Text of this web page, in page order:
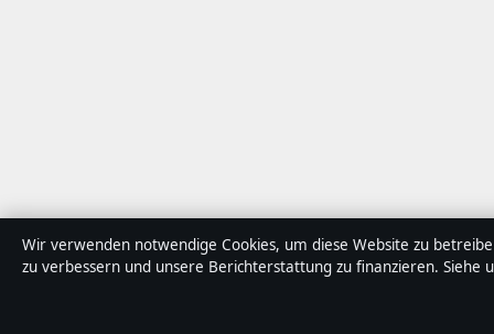
Wir verwenden notwendige Cookies, um diese Website zu
zu verbessern und unsere Berichterstattung zu finanzieren. Siehe